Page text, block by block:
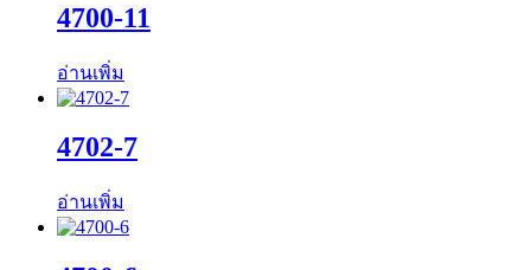
4700-11
อ่านเพิ่ม
4702-7
อ่านเพิ่ม